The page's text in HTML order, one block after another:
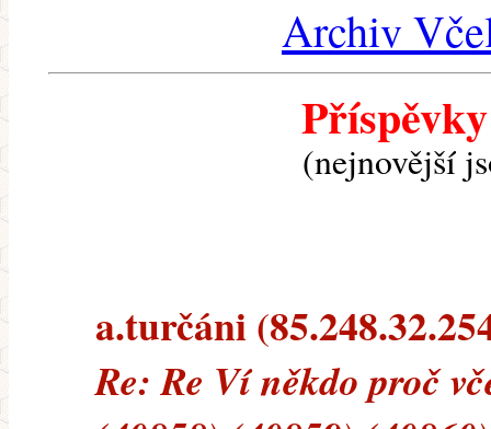
Archiv
(nejnovější
a.turčáni
Re: Re Ví někdo proč